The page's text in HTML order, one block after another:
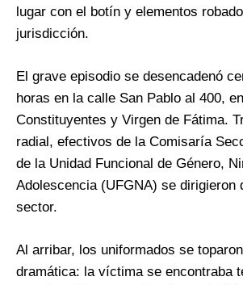
lugar con el botín y elementos
jurisdicción.
El grave episodio se desencadenó
horas en la calle San Pablo al 400,
Constituyentes y Virgen de Fátima.
radial, efectivos de la Comisaría
de la Unidad Funcional de Género,
Adolescencia (UFGNA) se dirigieron
sector.
Al arribar, los uniformados se
dramática: la víctima se encontraba